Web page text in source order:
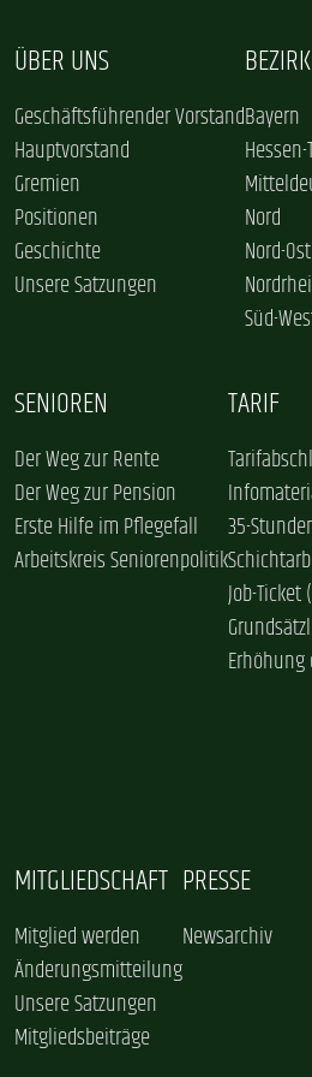
ÜBER UNS
Geschäftsführender Vorstand
Hauptvorstand
Gremien
Positionen
Geschichte
Unsere Satzungen
Bayern
Nord
Nord-Ost
Süd-
SENIOREN
Der Weg zur Rente
Der Weg zur Pension
Erste Hilfe im Pflegefall
Arbeitskreis Seniorenpolitik
TARIF
35-
Job-Ticket
Erhöhung
MITGLIEDSCHAFT
Mitglied werden
Änderungsmitteilung
Unsere Satzungen
Mitgliedsbeiträge
PRESSE
Newsarchiv